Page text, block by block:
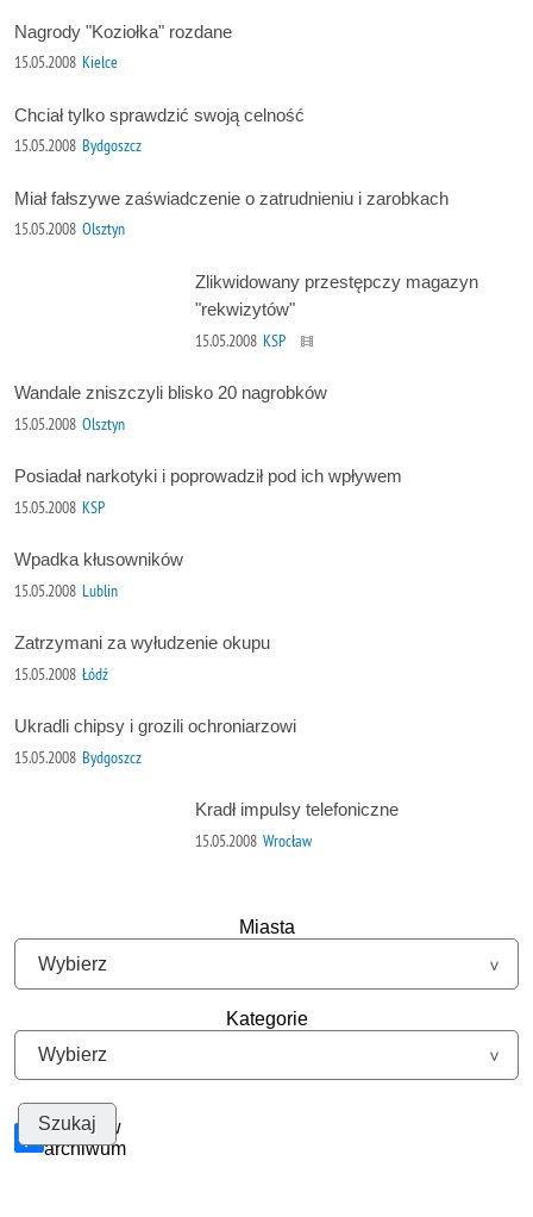
Nagrody "Koziołka" rozdane
15.05.2008 Kielce
Chciał tylko sprawdzić swoją celność
15.05.2008 Bydgoszcz
Miał fałszywe zaświadczenie o zatrudnieniu i zarobkach
15.05.2008 Olsztyn
Zlikwidowany przestępczy magazyn
"rekwizytów"
15.05.2008 KSP
Wandale zniszczyli blisko 20 nagrobków
15.05.2008 Olsztyn
Posiadał narkotyki i poprowadził pod ich wpływem
15.05.2008 KSP
Wpadka kłusowników
15.05.2008 Lublin
Zatrzymani za wyłudzenie okupu
15.05.2008 Łódź
Ukradli chipsy i grozili ochroniarzowi
15.05.2008 Bydgoszcz
Kradł impulsy telefoniczne
15.05.2008 Wrocław
Miasta
Kategorie
Szukaj w
archiwum